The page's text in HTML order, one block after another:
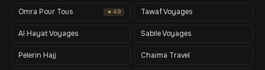
Omra Pour Tous ★ 4.9 Tawaf Voyages
Al Hayat Voyages Sabile Voyages
Pelerin Hajj Chaima Travel